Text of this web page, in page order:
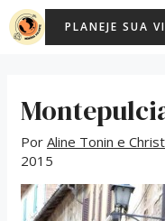
para
PLANEJE SUA
PorAline Tonin e
2015
Post
navigation